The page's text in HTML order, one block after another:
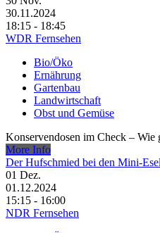
30.11.2024
18:15 - 18:45
WDR Fernsehen
Bio/Öko
Ernährung
Gartenbau
Landwirtschaft
Obst und Gemüse
Konservendosen im Check – Wie
More Info
Der Hufschmied bei den Mini-
01 Dez.
01.12.2024
15:15 - 16:00
NDR Fernsehen